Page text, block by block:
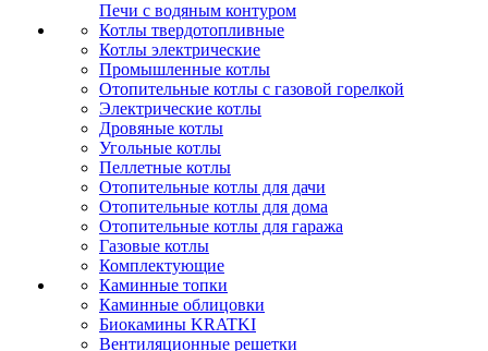
Печи с водяным контуром
Котлы твердотопливные
Котлы электрические
Промышленные котлы
Отопительные котлы с газовой горелкой
Электрические котлы
Дровяные котлы
Угольные котлы
Пеллетные котлы
Отопительные котлы для дачи
Отопительные котлы для дома
Отопительные котлы для гаража
Газовые котлы
Комплектующие
Каминные топки
Каминные облицовки
Биокамины KRATKI
Вентиляционные решетки